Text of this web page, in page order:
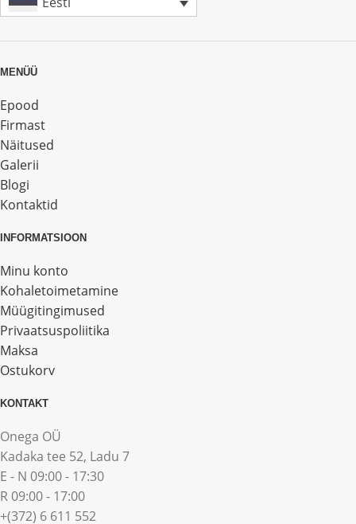
MENÜÜ
Epood
Firmast
Näitused
Galerii
Blogi
Kontaktid
INFORMATSIOON
Minu konto
Kohaletoimetamine
Müügitingimused
Privaatsuspoliitika
Maksa
Ostukorv
KONTAKT
Onega OÜ
Kadaka tee 52, Ladu 7
E - N 09:00 - 17:30
R 09:00 - 17:00
+(372) 6 611 552